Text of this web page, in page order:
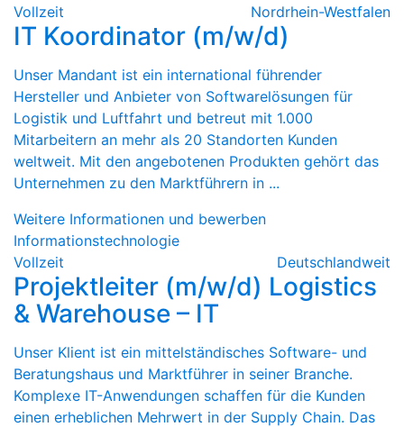
Vollzeit
Nordrhein-Westfalen
IT Koordinator (m/w/d)
Unser Mandant ist ein international führender
Hersteller und Anbieter von Softwarelösungen für
Logistik und Luftfahrt und betreut mit 1.000
Mitarbeitern an mehr als 20 Standorten Kunden
weltweit. Mit den angebotenen Produkten gehört das
Unternehmen zu den Marktführern in ...
Weitere Informationen und bewerben
Informationstechnologie
Vollzeit
Deutschlandweit
Projektleiter (m/w/d) Logistics
& Warehouse – IT
Unser Klient ist ein mittelständisches Software- und
Beratungshaus und Marktführer in seiner Branche.
Komplexe IT-Anwendungen schaffen für die Kunden
einen erheblichen Mehrwert in der Supply Chain. Das